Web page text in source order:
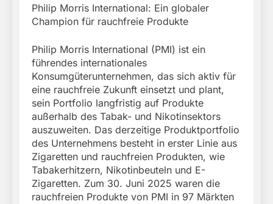
Philip Morris International: Ein globaler
Champion für rauchfreie Produkte
Philip Morris International (PMI) ist ein
führendes internationales
Konsumgüterunternehmen, das sich aktiv für
eine rauchfreie Zukunft einsetzt und plant,
sein Portfolio langfristig auf Produkte
außerhalb des Tabak- und Nikotinsektors
auszuweiten. Das derzeitige Produktportfolio
des Unternehmens besteht in erster Linie aus
Zigaretten und rauchfreien Produkten, wie
Tabakerhitzern, Nikotinbeuteln und E-
Zigaretten. Zum 30. Juni 2025 waren die
rauchfreien Produkte von PMI in 97 Märkten